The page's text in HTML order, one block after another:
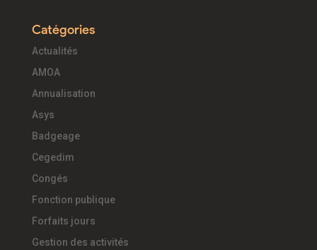
Catégories
Actualités
AMOA
Annualisation
Asys
Badgeage
Cegedim
Congés
Fonction publique
Forfaits jours
Gestion des activités